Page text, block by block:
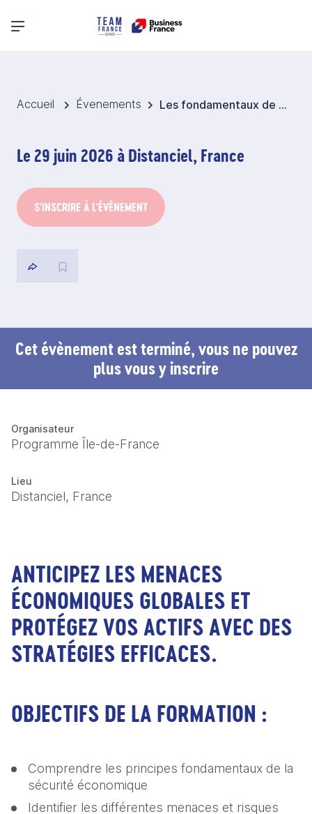
Menu principal
Accueil Évenements Les fondamentaux de la sécurité économique
Le 29 juin 2026 à Distanciel, France
S'INSCRIRE À L'ÉVÉNEMENT
Cet évènement est terminé, vous ne pouvez
plus vous y inscrire
Organisateur
Programme Île-de-France
Lieu
Distanciel, France
ANTICIPEZ LES MENACES
ÉCONOMIQUES GLOBALES ET
PROTÉGEZ VOS ACTIFS AVEC DES
STRATÉGIES EFFICACES.
OBJECTIFS DE LA FORMATION :
Comprendre les principes fondamentaux de la
sécurité économique
Identifier les différentes menaces et risques